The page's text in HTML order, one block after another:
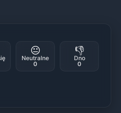
😐
Neutralne
0
👎
Dno
0